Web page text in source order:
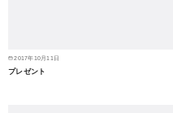
2017年10月11日
プレゼント